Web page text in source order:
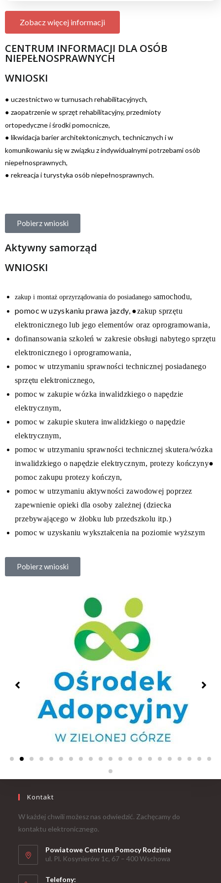
Zobacz więcej informacji
CENTRUM INFORMACJI DLA OSÓB
NIEPEŁNOSPRAWNYCH
WNIOSKI
● uczestnictwo w turnusach rehabilitacyjnych,
● zaopatrzenie w sprzęt rehabilitacyjny, przedmioty
ortopedyczne i środki pomocnicze,
● likwidacja barier architektonicznych, technicznych i w
komunikowaniu się w związku z indywidualnymi potrzebami osób
niepełnosprawnych,
● rekreacja i turystyka osób niepełnosprawnych.
Pobierz wnioski
Aktywny samorząd
WNIOSKI
zakup i montaż oprzyrządowania do posiadanego samochodu,
pomoc w uzyskaniu prawa jazdy, ●zakup sprzętu
elektronicznego lub jego elementów oraz oprogramowania,
dofinansowania szkoleń w zakresie obsługi nabytego sprzętu
elektronicznego i oprogramowania,
pomoc w utrzymaniu sprawności technicznej posiadanego
sprzętu elektronicznego,
pomoc w zakupie wózka inwalidzkiego o napędzie
elektrycznym,
pomoc w zakupie skutera inwalidzkiego o napędzie
elektrycznym,
pomoc w utrzymaniu sprawności technicznej skutera/wózka
inwalidzkiego o napędzie elektrycznym, protezy kończyny●
pomoc zakupu protezy kończyn,
pomoc w utrzymaniu aktywności zawodowej poprzez
zapewnienie opieki dla osoby zależnej (dziecka
przebywającego w żłobku lub przedszkolu itp.)
pomoc w uzyskaniu wykształcenia na poziomie wyższym
Pobierz wnioski
Kontakt
W każdej chwili możesz nas odwiedzić. Zachęcamy do
kontaktu elektronicznego.
Powiatowe Centrum Pomocy Rodzinie
ul. Pl. Kosynierów 1c, 67 – 400 Wschowa
Telefony: